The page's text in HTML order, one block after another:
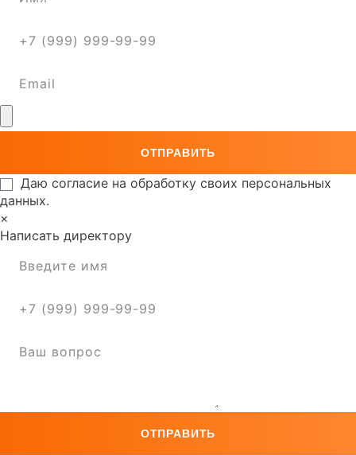
Даю согласие на обработку своих персональных
данных.
×
Написать директору